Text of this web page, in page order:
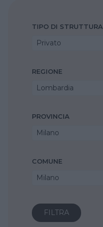
TIPO DI STRUTTURA
Privato
REGIONE
Lombardia
PROVINCIA
Milano
COMUNE
Milano